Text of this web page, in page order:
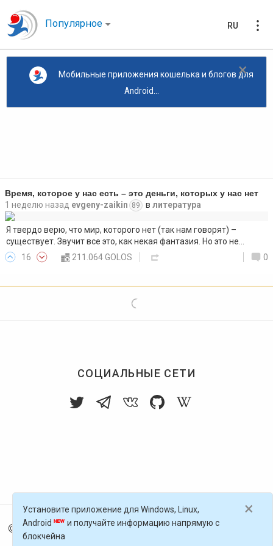
Популярное RU
×
Мобильные приложения кошелька и блогов для
Android...
Время, которое у нас есть – это деньги, которых у нас нет
1 неделю назад evgeny-zaikin 89 в литература
Я твердо верю, что мир, которого нет (так нам говорят) –
существует. Звучит все это, как некая фантазия. Но это не…
16
211.064 GOLOS 0
СОЦИАЛЬНЫЕ СЕТИ
© 2016-2026Голос Блоги — децентрализованная п
латформа, работающая на блокчейне Golos
×
Установите приложение для Windows, Linux,
Android
и получайте информацию напрямую с
блокчейна